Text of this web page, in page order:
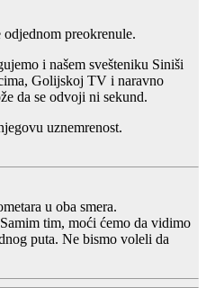
preokrenule.
i našem svešteniku Siniši
Golijskoj TV i naravno
da se odvoji ni sekund.
uznemrenost.
u oba smera.
tim, moći ćemo da vidimo
puta. Ne bismo voleli da